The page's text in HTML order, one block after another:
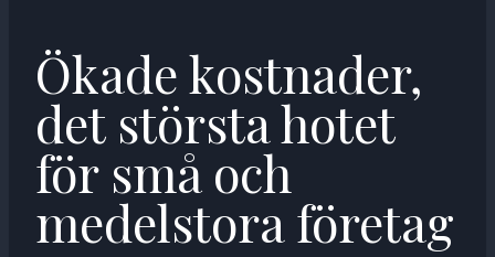
Ökade kostnader,
det största hotet
för små och
medelstora företag